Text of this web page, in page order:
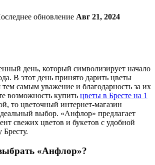
обновление Авг 21, 2024
день, который символизирует начало
В этот день принято дарить цветы
самым уважение и благодарность за их
возможность купить цветы в Бресте на 1
то цветочный интернет-магазин
выбор. «Анфлор» предлагает
свежих цветов и букетов с удобной
Бресту.
«Анфлор»?